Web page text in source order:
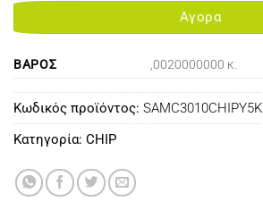
Αγορα
ΒΆΡΟΣ ,0020000000 κ.
Κωδικός προϊόντος: SAMC3010CHIPY5K
Κατηγορία: CHIP